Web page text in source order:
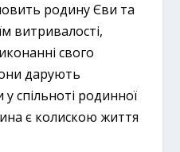
родину Єви та
витривалості,
свого
дарують
спільноті родинної
є колискою життя